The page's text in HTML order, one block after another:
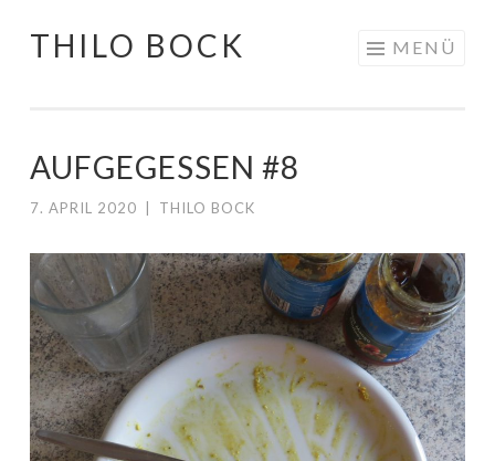
Springe
THILO BOCK MENÜ
AUFGEGESSEN #8
7. APRIL 2020 THILO BOCK